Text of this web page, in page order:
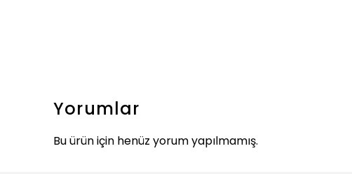
Yorumlar
Bu ürün için henüz yorum yapılmamış.